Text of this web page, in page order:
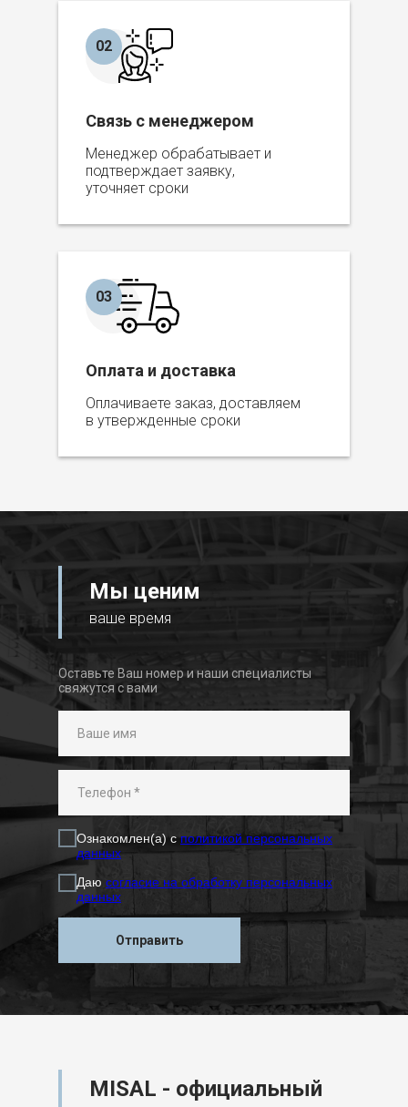
02
Связь с менеджером
Менеджер обрабатывает и
подтверждает заявку,
уточняет сроки
03
Оплата и доставка
Оплачиваете заказ, доставляем
в утвержденные сроки
Мы ценим
ваше время
Оставьте Ваш номер и наши специалисты
свяжутся с вами
Ознакомлен(а) сполитикой персональных
данных
Даю согласие на обработку персональных
данных
Отправить
MISAL - официальный